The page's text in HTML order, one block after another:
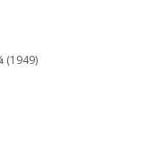
(1949)